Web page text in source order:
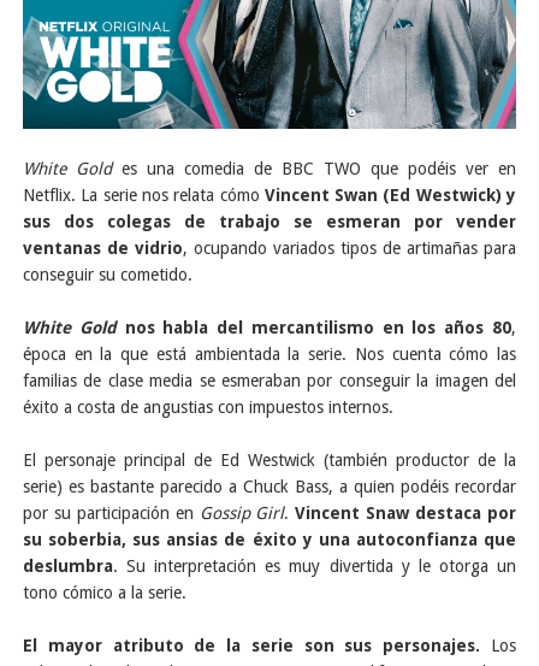
White Goldes una comedia de BBC TWO que podéis ver en
Netflix. La serie nos relata cómo Vincent Swan (Ed Westwick) y
sus dos colegas de trabajo se esmeran por vender
ventanas de vidrio, ocupando variados tipos de artimañas para
conseguir su cometido.
White Goldnos habla del mercantilismo en los años 80,
época en la que está ambientada la serie. Nos cuenta cómo las
familias de clase media se esmeraban por conseguir la imagen del
éxito a costa de angustias con impuestos internos.
El personaje principal de Ed Westwick (también productor de la
serie) es bastante parecido a Chuck Bass, a quien podéis recordar
por su participación en Gossip Girl.Vincent Snaw destaca por
su soberbia, sus ansias de éxito y una autoconfianza que
deslumbra. Su interpretación es muy divertida y le otorga un
tono cómico a la serie.
El mayor atributo de la serie son sus personajes. Los